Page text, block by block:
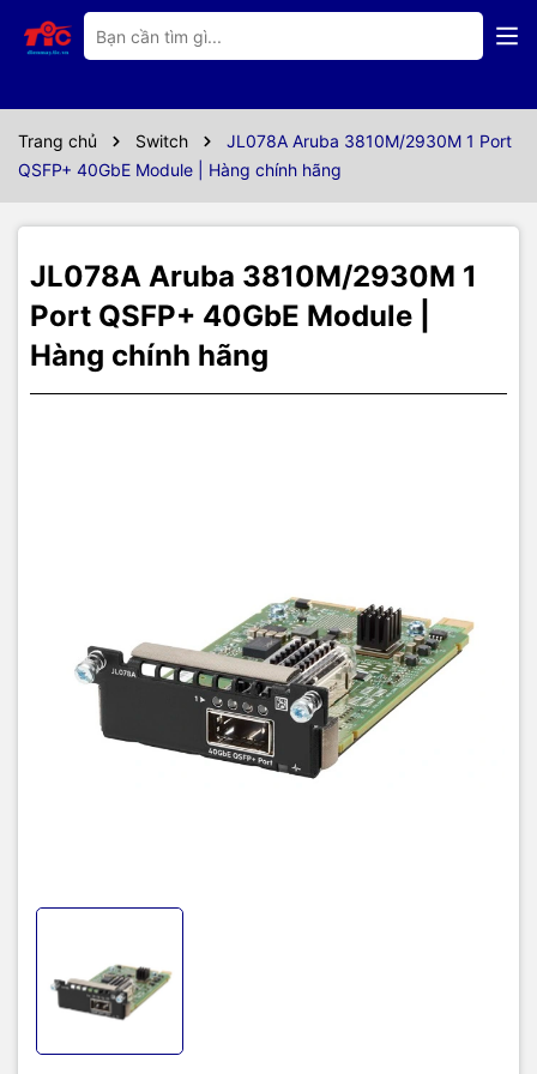
Trang chủ Switch
JL078A Aruba 3810M/2930M 1 Port
QSFP+ 40GbE Module | Hàng chính hãng
JL078A Aruba 3810M/2930M 1
Port QSFP+ 40GbE Module |
Hàng chính hãng
Thông số kỹ thuật
JL078A Aruba
3810M/2930M 1 Port
QSFP+ 40GbE Module
HP Part Number : JL078A
Bảo hành : 12 tháng
Made In : Asia
Product Name
HPE Aruba 3810M/2930M 1QSFP+
40GbE Module
Manufacturer Part
JL078A
Interfaces / Ports
Details
Media & Performance